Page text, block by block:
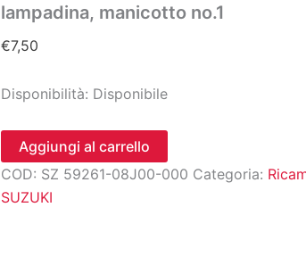
lampadina, manicotto no.1
€7,50
Disponibilità: Disponibile
lampadina,
manicotto
no.1
quantità
Aggiungi al carrello
COD: SZ 59261-08J00-000 Categoria:
SUZUKI